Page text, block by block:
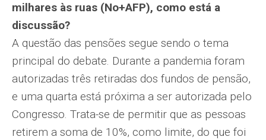
milhares às ruas (No+AFP), como está a
discussão?
A questão das pensões segue sendo o tema
principal do debate. Durante a pandemia foram
autorizadas três retiradas dos fundos de pensão,
e uma quarta está próxima a ser autorizada pelo
Congresso. Trata-se de permitir que as pessoas
retirem a soma de 10%, como limite, do que foi